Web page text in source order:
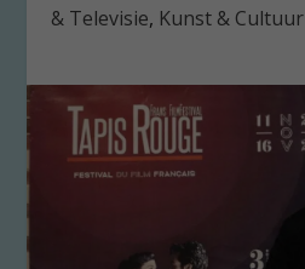
& Televisie, Kunst & Cultuur